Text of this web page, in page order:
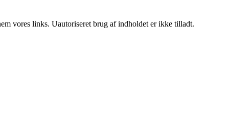
vores links. Uautoriseret brug af indholdet er ikke tilladt.